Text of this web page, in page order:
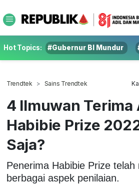
Hot Topics: #Gubernur BI Mundur
Trendtek Sains Trendtek
4 Ilmuwan Terima
Habibie Prize
Saja?
Penerima Habibie Prize telah
berbagai aspek penilaian.